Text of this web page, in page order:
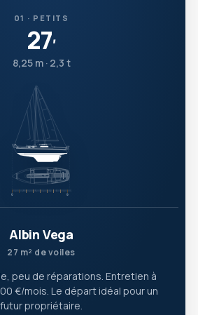
01 · PETITS
27′
8,25 m · 2,3 t
Albin Vega
27 m² de voiles
peu de réparations. Entretien à
€/mois. Le départ idéal pour un
futur propriétaire.